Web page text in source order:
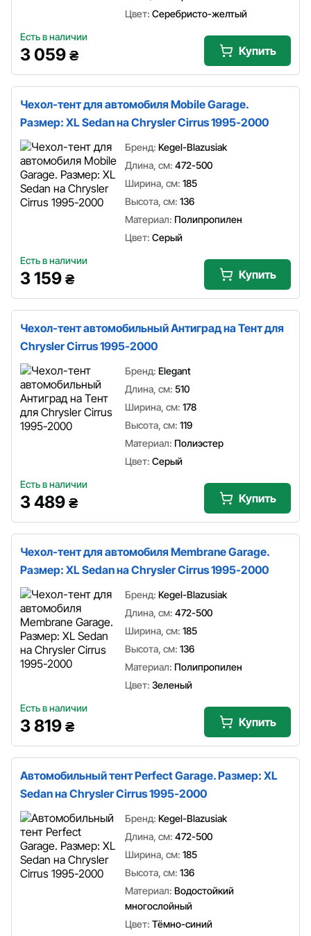
Цвет: Серебристо-желтый
Есть в наличии
3 059 ₴ Купить
Чехол-тент для автомобиля Mobile Garage.
Размер: XL Sedan на Chrysler Cirrus 1995-2000
Бренд: Kegel-Blazusiak
Длина, см: 472-500
Ширина, см: 185
Высота, см: 136
Материал: Полипропилен
Цвет: Серый
Есть в наличии
3 159 ₴ Купить
Чехол-тент автомобильный Антиград на Тент для
Chrysler Cirrus 1995-2000
Бренд: Elegant
Длина, см: 510
Ширина, см: 178
Высота, см: 119
Материал: Полиэстер
Цвет: Серый
Есть в наличии
3 489 ₴ Купить
Чехол-тент для автомобиля Membrane Garage.
Размер: XL Sedan на Chrysler Cirrus 1995-2000
Бренд: Kegel-Blazusiak
Длина, см: 472-500
Ширина, см: 185
Высота, см: 136
Материал: Полипропилен
Цвет: Зеленый
Есть в наличии
3 819 ₴ Купить
Автомобильный тент Perfect Garage. Размер: XL
Sedan на Chrysler Cirrus 1995-2000
Бренд: Kegel-Blazusiak
Длина, см: 472-500
Ширина, см: 185
Высота, см: 136
Материал: Водостойкий
многослойный
Цвет: Тёмно-синий